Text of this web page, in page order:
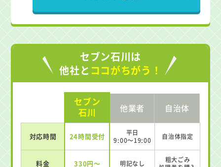
セブン石川は
他社と ココがちがう！
セブン
石川
他業者 自治体
対応時間 24時間受付
平日
9:00～19:00
自治体指定
料金 330円～ 明記なし
粗大ごみ